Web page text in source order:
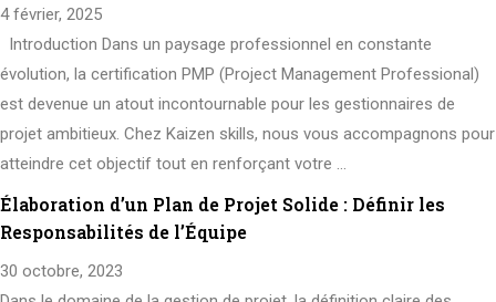
4 février, 2025
Introduction Dans un paysage professionnel en constante
évolution, la certification PMP (Project Management Professional)
est devenue un atout incontournable pour les gestionnaires de
projet ambitieux. Chez Kaizen skills, nous vous accompagnons pour
atteindre cet objectif tout en renforçant votre …
Élaboration d’un Plan de Projet Solide : Définir les
Responsabilités de l’Équipe
30 octobre, 2023